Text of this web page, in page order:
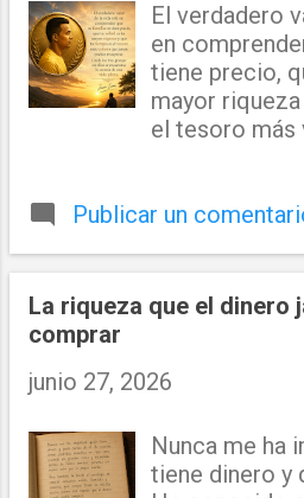
d
El verdadero
en
tiene precio,
mayor
el tesoro más
esencia de
Publicar un
La riqueza que el dinero
comprar
junio 27, 2026
Nunca me ha
tiene dinero y